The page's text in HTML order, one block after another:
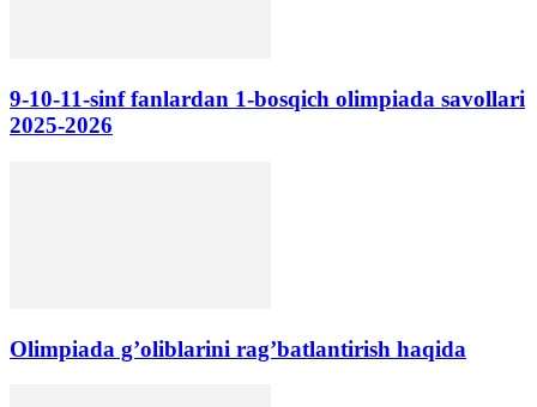
9-10-11-sinf fanlardan 1-bosqich olimpiada savollari
2025-2026
Olimpiada g’oliblarini rag’batlantirish haqida